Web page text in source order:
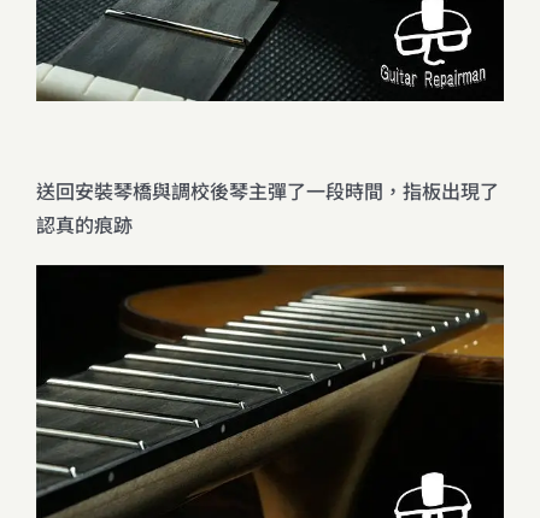
送回安裝琴橋與調校後琴主彈了一段時間，指板出現了
認真的痕跡